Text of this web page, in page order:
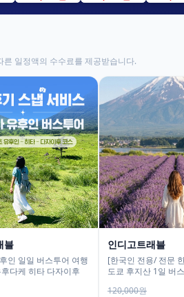
일정액의 수수료를 제공받습니다.
블
인 일일 버스투어 여행
다케 히타 다자이후
인디고트래블
[한국인 전용/ 전문
도쿄 후지산 1일 버
120,000원